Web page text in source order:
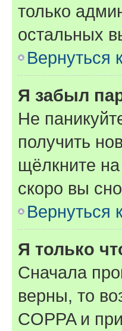
только
остальных
Вернуться
Я забыл
Не
получить
щёлкните
скоро вы
Вернуться
Я только
Сначала
верны, то
COPPA и